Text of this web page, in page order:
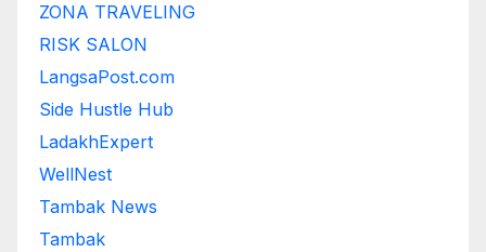
ZONA TRAVELING
RISK SALON
LangsaPost.com
Side Hustle Hub
LadakhExpert
WellNest
Tambak News
Tambak